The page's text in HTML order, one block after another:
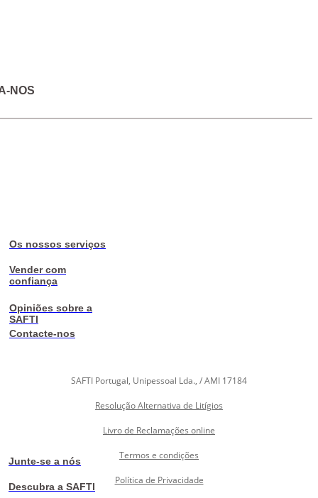
NOS
Os nossos serviços
Vender com
confiança
Opiniões sobre a
SAFTI
Contacte-nos
Junte-se a nós
Descubra a SAFTI
SAFTI Portugal, Unipessoal Lda., / AMI 17184
Resolução Alternativa de Litígios
Livro de Reclamações online
Termos e condições
Política de Privacidade